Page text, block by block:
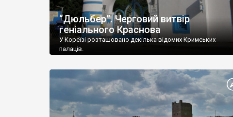
“Дюльбер”. Черговий витвір
геніального Краснова
У Кореїзі розташовано декілька відомих Кримських
палаців.